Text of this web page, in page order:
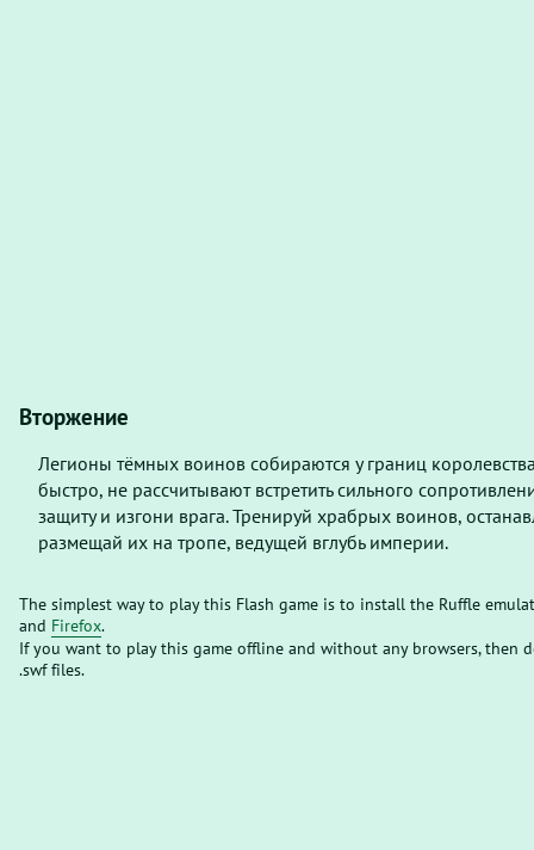
Вторжение
Легионы тёмных воинов собираются у границ
быстро, не рассчитывают встретить сильного
защиту и изгони врага. Тренируй храбрых воинов,
размещай их на тропе, ведущей вглубь империи.
The simplest way to play this Flash game is to install the Ruffle
and Firefox.
If you want to play this game offline and without any browsers, then
.swf files.